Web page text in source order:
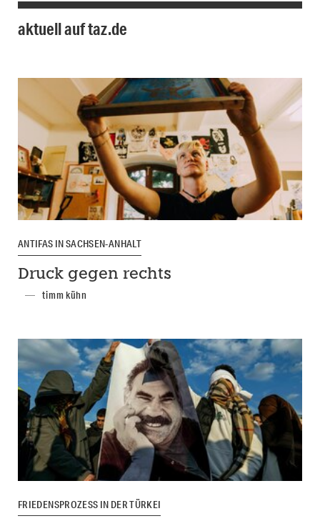
aktuell auf taz.de
ANTIFAS IN SACHSEN-ANHALT
Druck gegen rechts
timm kühn
FRIEDENSPROZESS IN DER TÜRKEI